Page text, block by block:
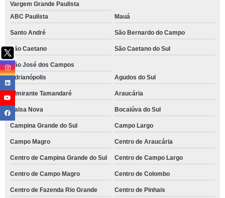
Vargem Grande Paulista
ABC Paulista
Mauá
Santo André São Bernardo do Campo
São Caetano São Caetano do Sul
São José dos Campos
Adrianópolis
Agudos do Sul
Almirante Tamandaré Araucária
Balsa Nova Bocaiúva do Sul
Campina Grande do Sul Campo Largo
Campo Magro Centro de Araucária
Centro de Campina Grande do Sul Centro de Campo Largo
Centro de Campo Magro Centro de Colombo
Centro de Fazenda Rio Grande Centro de Pinhais